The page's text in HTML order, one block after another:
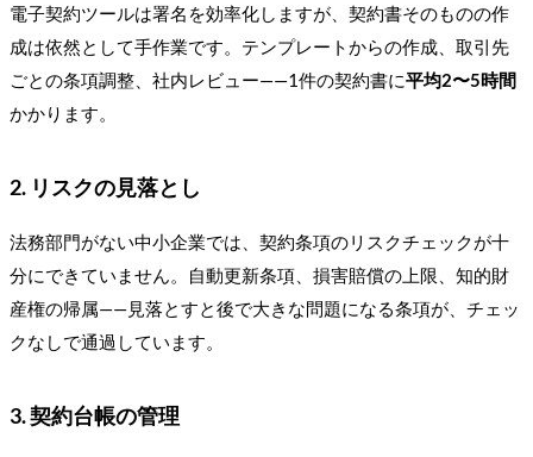
電子契約ツールは署名を効率化しますが、契約書そのものの作
成は依然として手作業です。テンプレートからの作成、取引先
ごとの条項調整、社内レビュー——1件の契約書に平均2〜5時間
かかります。
2. リスクの見落とし
法務部門がない中小企業では、契約条項のリスクチェックが十
分にできていません。自動更新条項、損害賠償の上限、知的財
産権の帰属——見落とすと後で大きな問題になる条項が、チェッ
クなしで通過しています。
3. 契約台帳の管理